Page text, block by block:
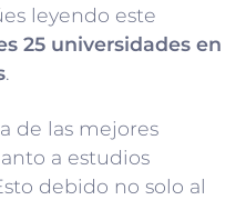
leyendo este
25 universidades en
.
de las mejores
a estudios
debido no solo al